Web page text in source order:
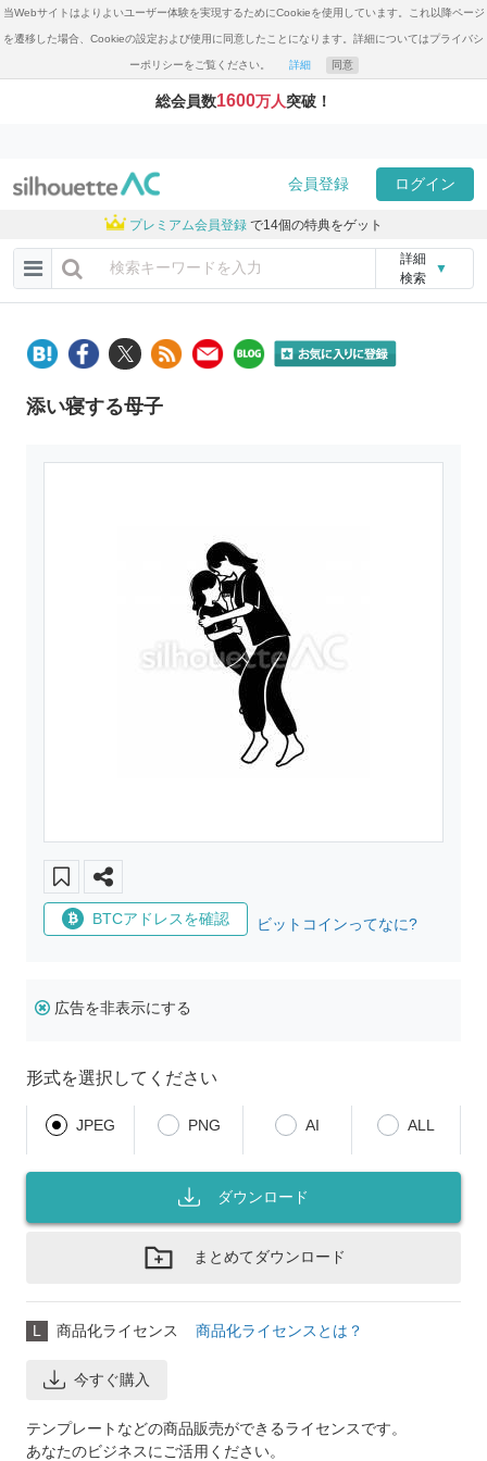
当Webサイトはよりよいユーザー体験を実現するためにCookieを使用しています。これ以降ページ
を遷移した場合、Cookieの設定および使用に同意したことになります。詳細についてはプライバシ
ーポリシーをご覧ください。 詳細 同意
総会員数1600万人突破！
会員登録 ログイン
プレミアム会員登録 で14個の特典をゲット
詳細
検索
▼
添い寝する母子
BTCアドレスを確認 ビットコインってなに?
広告を非表示にする
形式を選択してください
JPEG PNG AI ALL
ダウンロード
まとめてダウンロード
L 商品化ライセンス 商品化ライセンスとは？
今すぐ購入
テンプレートなどの商品販売ができるライセンスです。
あなたのビジネスにご活用ください。